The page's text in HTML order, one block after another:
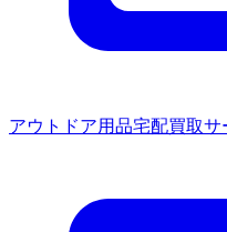
アウトドア用品宅配買取サ